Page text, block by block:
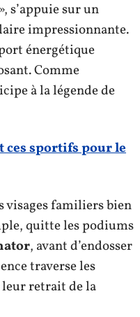
s’appuie sur un
impressionnante.
énergétique
Comme
à la légende de
ces sportifs pour le
visages familiers bien
quitte les podiums
, avant d’endosser
traverse les
retrait de la